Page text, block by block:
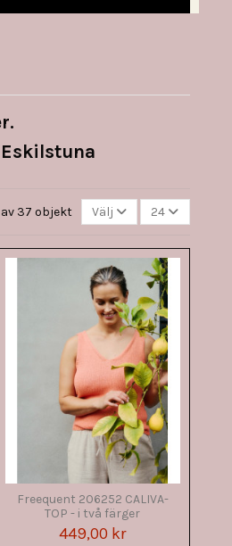
av 37 objekt Välj 24
Freequent 206252 CALIVA-
TOP - i två färger
449,00 kr